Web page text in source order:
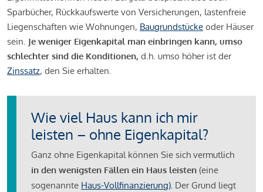
Sparbücher, Rückkaufswerte von Versicherungen, lastenfreie
Liegenschaften wie Wohnungen, Baugrundstücke oder Häuser
sein. Je weniger Eigenkapital man einbringen kann, umso
schlechter sind die Konditionen, d.h. umso höher ist der
Zinssatz, den Sie erhalten.
Wie viel Haus kann ich mir
leisten – ohne Eigenkapital?
Ganz ohne Eigenkapital können Sie sich vermutlich
in den wenigsten Fällen ein Haus leisten (eine
sogenannte Haus-Vollfinanzierung). Der Grund liegt